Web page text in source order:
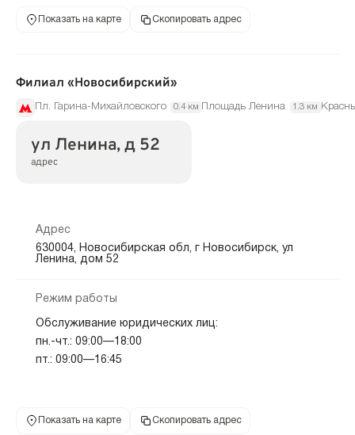
Показать на карте Скопировать адрес
Филиал «Новосибирский»
Пл. Гарина-Михайловского 0.4 км Площадь Ленина 1.3 км
ул Ленина, д 52
адрес
Адрес
630004, Новосибирская обл, г Новосибирск, ул
Ленина, дом 52
Режим работы
Обслуживание юридических лиц:
пн.-чт.: 09:00—18:00
пт.: 09:00—16:45
Показать на карте Скопировать адрес